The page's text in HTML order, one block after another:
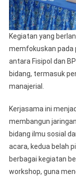
Kegiatan yang
memfokuskan pada
antara Fisipol dan
bidang, termasuk
manajerial.
Kerjasama ini
membangun
bidang ilmu sosial
acara, kedua belah
berbagai kegiatan
workshop, guna